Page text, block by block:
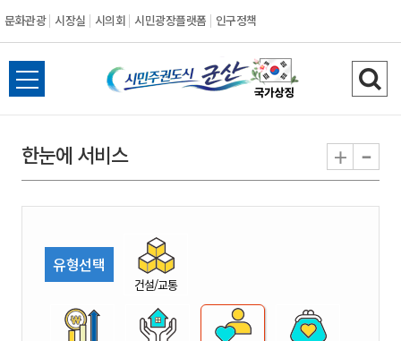
문화관광 시장실 시의회 시민광장플랫폼 인구정책
시
민
권
시
전
체
뉴
열
검
색
기
한눈에 서비스 + -
유형선택
건설/교통